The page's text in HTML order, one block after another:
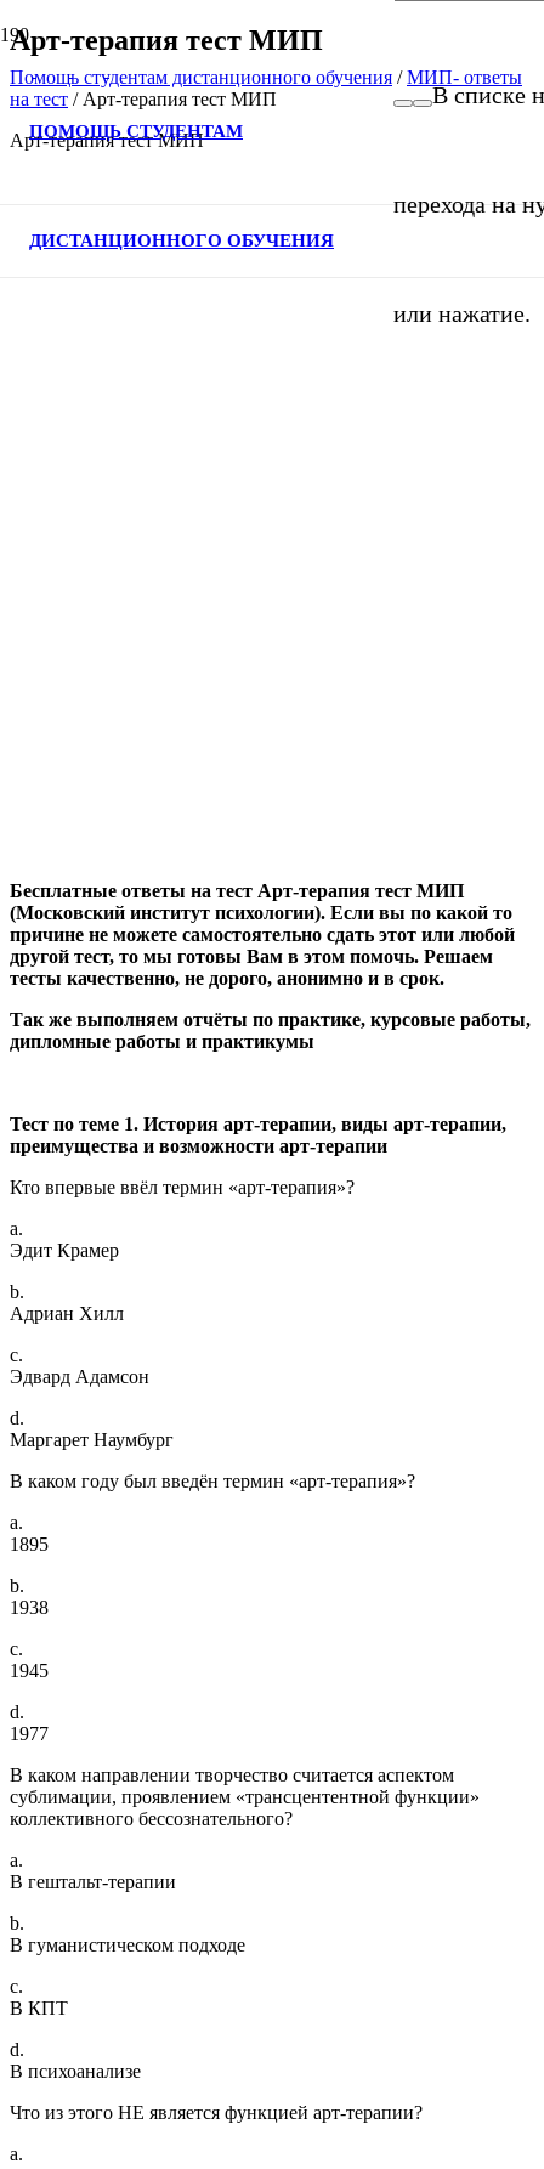
ПОМОЩЬ СТУДЕНТАМ
ДИСТАНЦИОННОГО ОБУЧЕНИЯ
В списке
перехода на
или нажатие.
Арт-терапия тест МИП
Помощь студентам дистанционного обучения /МИП- ответы
на тест / Арт-терапия тест МИП
Арт-терапия тест МИП
Бесплатные ответы на тест Арт-терапия тест МИП
(Московский институт психологии). Если вы по какой то
причине не можете самостоятельно сдать этот или любой
другой тест, то мы готовы Вам в этом помочь. Решаем
тесты качественно, не дорого, анонимно и в срок.
Так же выполняем отчёты по практике, курсовые работы,
дипломные работы и практикумы
Тест по теме 1. История арт-терапии, виды арт-терапии,
преимущества и возможности арт-терапии
Кто впервые ввёл термин «арт-терапия»?
a.
Эдит Крамер
b.
Адриан Хилл
c.
Эдвард Адамсон
d.
Маргарет Наумбург
В каком году был введён термин «арт-терапия»?
a.
1895
b.
1938
c.
1945
d.
1977
В каком направлении творчество считается аспектом
сублимации, проявлением «трансцентентной функции»
коллективного бессознательного?
a.
В гештальт-терапии
b.
В гуманистическом подходе
c.
В КПТ
d.
В психоанализе
Что из этого НЕ является функцией арт-терапии?
a.